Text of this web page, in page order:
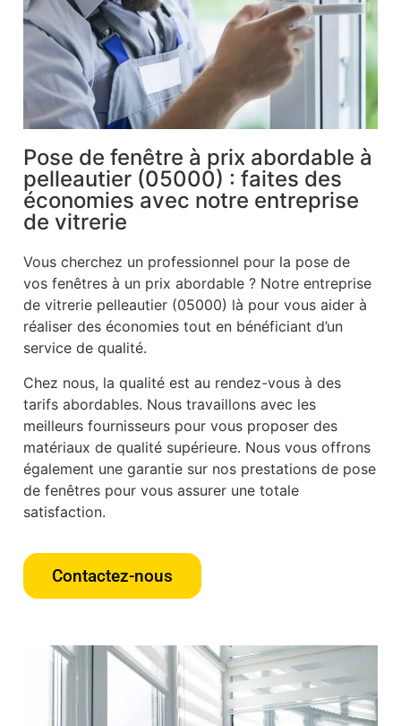
Pose de fenêtre à prix abordable à
pelleautier (05000) : faites des
économies avec notre entreprise
de vitrerie
Vous cherchez un professionnel pour la pose de
vos fenêtres à un prix abordable ? Notre entreprise
de vitrerie pelleautier (05000) là pour vous aider à
réaliser des économies tout en bénéficiant d’un
service de qualité.
Chez nous, la qualité est au rendez-vous à des
tarifs abordables. Nous travaillons avec les
meilleurs fournisseurs pour vous proposer des
matériaux de qualité supérieure. Nous vous offrons
également une garantie sur nos prestations de pose
de fenêtres pour vous assurer une totale
satisfaction.
Contactez-nous